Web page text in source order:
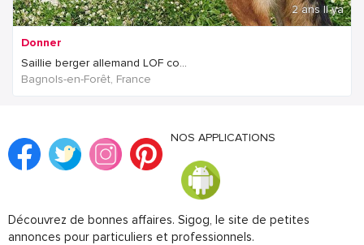
2 ans Il ya
Donner
Saillie berger allemand LOF co...
Bagnols-en-Forêt, France
NOS APPLICATIONS
Découvrez de bonnes affaires. Sigog, le site de petites
annonces pour particuliers et professionnels.